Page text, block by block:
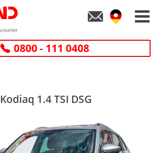
0800 - 111 0408
1.4 TSI DSG